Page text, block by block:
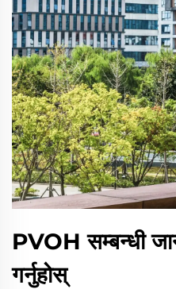
PVOH सम्बन्धी
गर्नुहोस्